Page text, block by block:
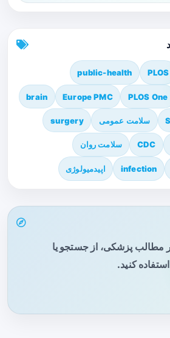
PLOS
public-health
PLOS One
Europe PMC
brain
سلامت عمومی surgery
CDC سلامت روان
infection اپیدمیولوژی
مطالب پزشکی، از جستجو یا
کنید.